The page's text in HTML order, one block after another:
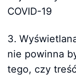
COVID-19
3.
nie powinna
tego, czy